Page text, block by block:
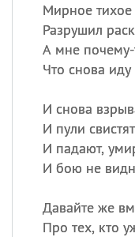
Мирное
Разрушил
А мне почему-
Что снова
И снова
И пули
И падают,
И бою не
Давайте же
Про тех, кто